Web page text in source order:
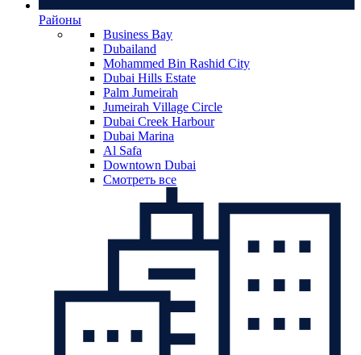
Районы
Business Bay
Dubailand
Mohammed Bin Rashid City
Dubai Hills Estate
Palm Jumeirah
Jumeirah Village Circle
Dubai Creek Harbour
Dubai Marina
Al Safa
Downtown Dubai
Смотреть все